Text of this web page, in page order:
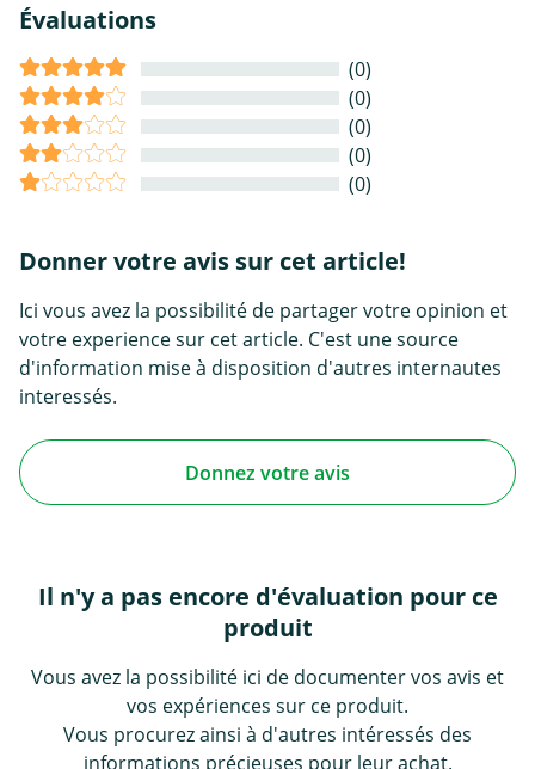
Évaluations
(0)
(0)
(0)
(0)
(0)
Donner votre avis sur cet article!
Ici vous avez la possibilité de partager votre opinion et
votre experience sur cet article. C'est une source
d'information mise à disposition d'autres internautes
interessés.
Donnez votre avis
Il n'y a pas encore d'évaluation pour ce
produit
Vous avez la possibilité ici de documenter vos avis et
vos expériences sur ce produit.
Vous procurez ainsi à d'autres intéressés des
informations précieuses pour leur achat.